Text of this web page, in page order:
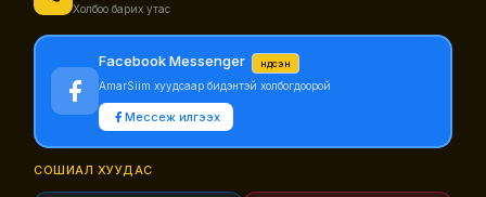
Холбоо барих утас
Facebook Messenger Үндсэн
AmarSiim хуудсаар бидэнтэй холбогдоорой
Мессеж илгээх
СОШИАЛ ХУУДАС